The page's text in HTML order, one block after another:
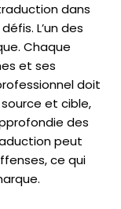
dans
L’un des
Chaque
et ses
doit
et cible,
des
peut
ce qui